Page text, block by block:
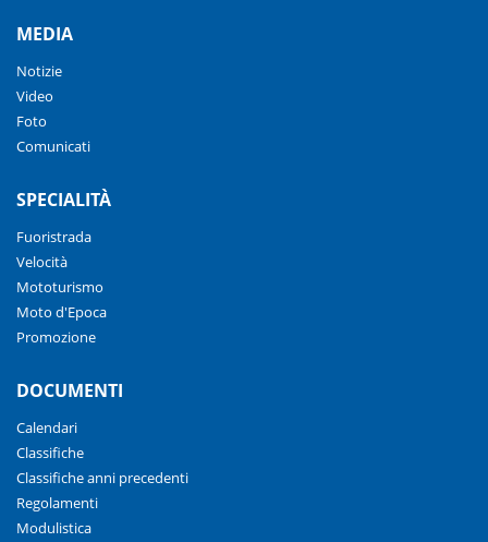
MEDIA
Notizie
Video
Foto
Comunicati
SPECIALITÀ
Fuoristrada
Velocità
Mototurismo
Moto d'Epoca
Promozione
DOCUMENTI
Calendari
Classifiche
Classifiche anni precedenti
Regolamenti
Modulistica